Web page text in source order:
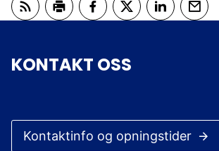
KONTAKT OSS
Kontaktinfo og opningstider